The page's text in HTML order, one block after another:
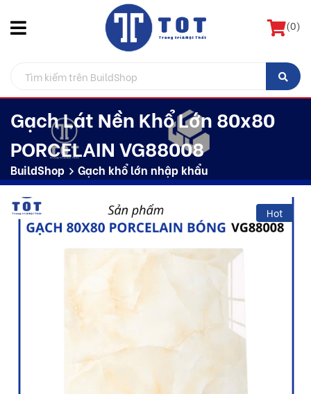
(0)
Gạch Lát Nền Khổ Lớn 80x80
PORCELAIN VG88008
BuildShop Gạch khổ lớn nhập khẩu
Hot